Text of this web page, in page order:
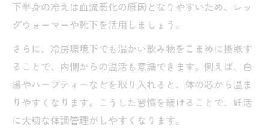
下半身の冷えは血流悪化の原因となりやすいため、レッ
グウォーマーや靴下を活用しましょう。
さらに、冷房環境下でも温かい飲み物をこまめに摂取す
ることで、内側からの温活も意識できます。例えば、白
湯やハーブティーなどを取り入れると、体の芯から温ま
りやすくなります。こうした習慣を続けることで、妊活
に大切な体調管理がしやすくなります。